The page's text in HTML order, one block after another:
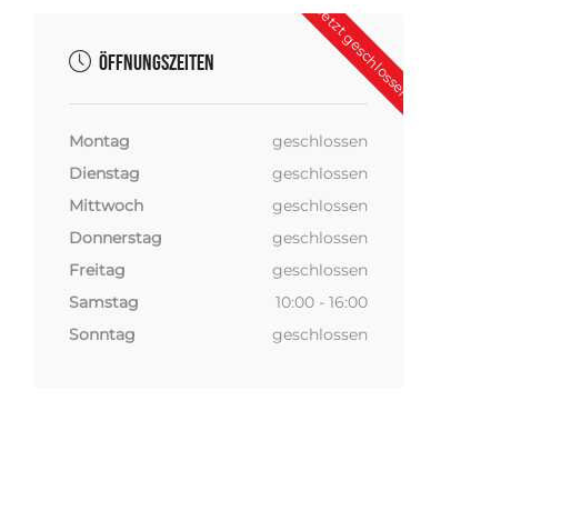
Jetzt geschlossen
Öffnungszeiten
Montag
geschlossen
Dienstag
geschlossen
Mittwoch
geschlossen
Donnerstag
geschlossen
Freitag
geschlossen
Samstag
10:00 - 16:00
Sonntag
geschlossen